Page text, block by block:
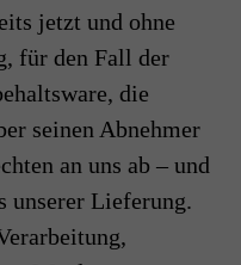
jetzt und ohne
für den Fall der
die
seinen Abnehmer
an uns ab – und
unserer Lieferung.